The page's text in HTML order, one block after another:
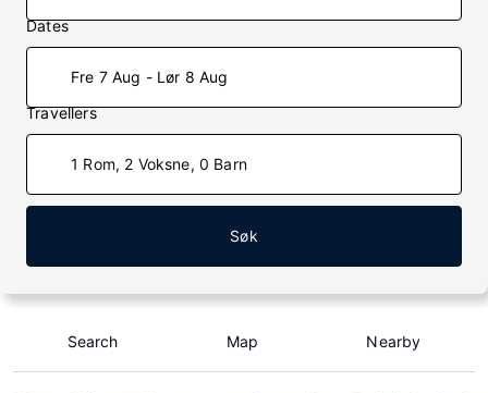
Dates
Fre 7 Aug - Lør 8 Aug
Travellers
1 Rom, 2 Voksne, 0 Barn
Søk
Search Map Nearby